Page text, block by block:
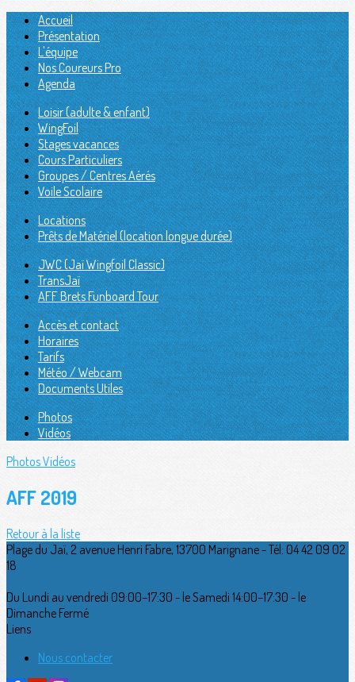
Accueil
Présentation
L'équipe
Nos Coureurs Pro
Agenda
Loisir (adulte & enfant)
WingFoil
Stages vacances
Cours Particuliers
Groupes / Centres Aérés
Voile Scolaire
Locations
Prêts de Matériel (location longue durée)
JWC (Jaï Wingfoil Classic)
TransJaï
AFF Brets Funboard Tour
Accès et contact
Horaires
Tarifs
Météo / Webcam
Documents Utiles
Photos
Vidéos
PhotosVidéos
AFF 2019
Retour à la liste
Plage du Jaï, 2 avenue Henri Fabre, 13700 Marignane - Tél: 04 42 09 02
18
Du Lundi au vendredi 09:00–17:30 - le Samedi 14:00–17:30 - le
Dimanche Fermé
Liens
Nous contacter